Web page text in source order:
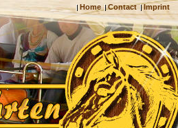
Imprint
Contact
Home